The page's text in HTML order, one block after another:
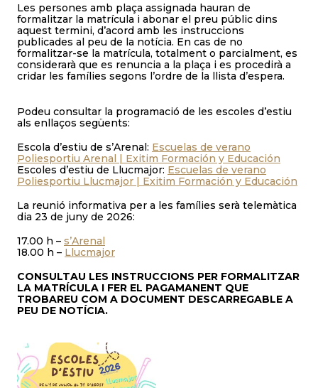
Les persones amb plaça assignada hauran de
formalitzar la matrícula i abonar el preu públic dins
aquest termini, d’acord amb les instruccions
publicades al peu de la notícia. En cas de no
formalitzar-se la matrícula, totalment o parcialment, es
considerarà que es renuncia a la plaça i es procedirà a
cridar les famílies segons l’ordre de la llista d’espera.
Podeu consultar la programació de les escoles d’estiu
als enllaços següents:
Escola d’estiu de s’Arenal: Escuelas de verano
Poliesportiu Arenal | Exitim Formación y Educación
Escoles d’estiu de Llucmajor: Escuelas de verano
Poliesportiu Llucmajor | Exitim Formación y Educación
La reunió informativa per a les famílies serà telemàtica
dia 23 de juny de 2026:
17.00 h – s’Arenal
18.00 h – Llucmajor
CONSULTAU LES INSTRUCCIONS PER FORMALITZAR
LA MATRÍCULA I FER EL PAGAMANENT QUE
TROBAREU COM A DOCUMENT DESCARREGABLE A
PEU DE NOTÍCIA.